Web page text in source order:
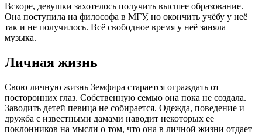
Вскоре, девушки захотелось получить высшее образование.
Она поступила на философа в МГУ, но окончить учёбу у неё
так и не получилось. Всё свободное время у неё заняла
музыка.
Личная жизнь
Свою личную жизнь Земфира старается ограждать от
посторонних глаз. Собственную семью она пока не создала.
Заводить детей певица не собирается. Одежда, поведение и
дружба с известными дамами наводит некоторых ее
поклонников на мысли о том, что она в личной жизни отдает